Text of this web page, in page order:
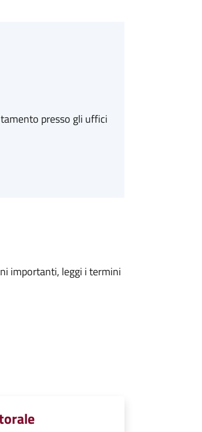
presso gli uffici
importanti, leggi i termini